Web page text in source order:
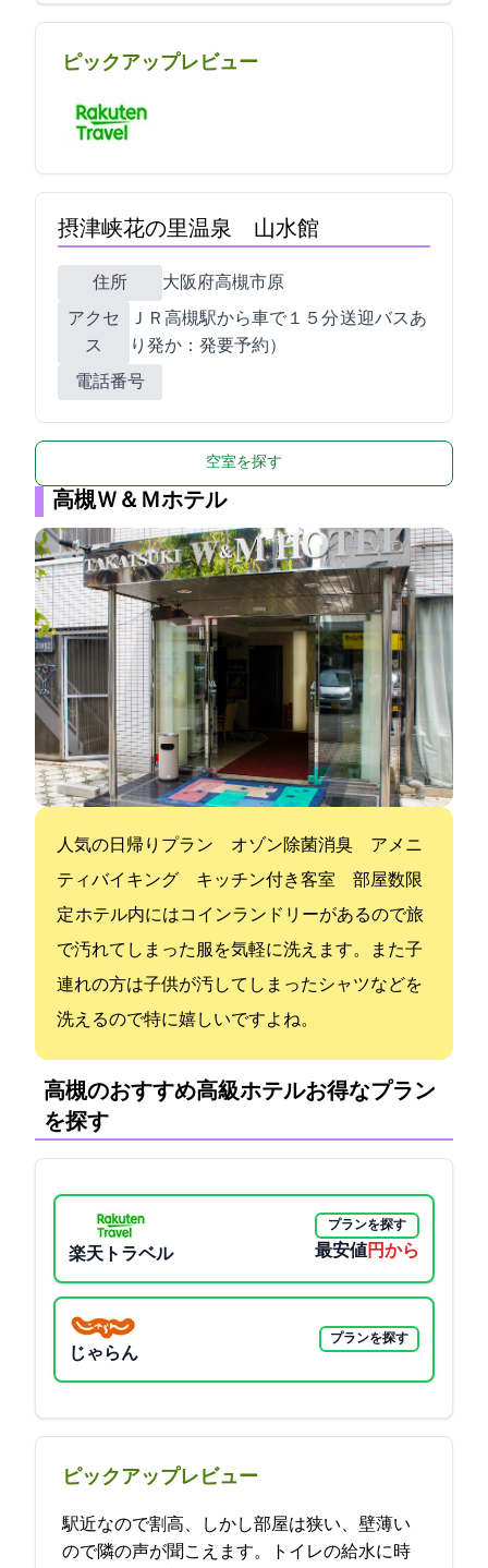
ピックアップレビュー
摂津峡花の里温泉 山水館
住所
大阪府高槻市原3-2-2
アクセ
ス
ＪＲ高槻駅から車で１５分 送迎バスあ
り15:30発か17：00発(要予約）
電話番号
空室を探す
高槻Ｗ＆Ｍホテル
人気の日帰りプラン オゾン除菌消臭 アメニ
ティバイキング キッチン付き客室 部屋数限
定 ホテル内にはコインランドリーがあるので旅
で汚れてしまった服を気軽に洗えます。また子
連れの方は子供が汚してしまったシャツなどを
洗えるので特に嬉しいですよね。
高槻のおすすめ高級ホテル:お得なプラン
を探す
楽天トラベル
プランを探す
最安値2800円から
じゃらん
プランを探す
ピックアップレビュー
駅近なので割高、しかし部屋は狭い、壁薄い
ので隣の声が聞こえます。トイレの給水に時